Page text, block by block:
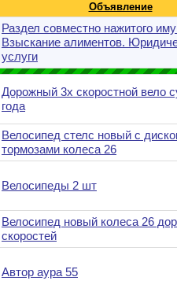
Объявление
Раздел совместно нажитого
Взыскание алиментов.
услуги
Дорожный 3х скоростной вело
года
Велосипед стелс новый с
тормозами колеса 26
Велосипеды 2 шт
Велосипед новый колеса 26
скоростей
Автор аура 55